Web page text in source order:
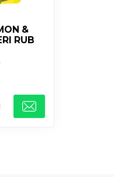
&
RUB